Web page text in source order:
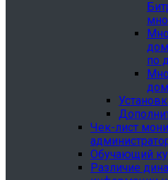
по
Чек-лист
Обучающий
Различие